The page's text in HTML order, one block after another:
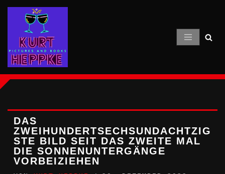
Inhalt
springen
DAS
ZWEIHUNDERTSECHSUNDACHTZIG
STE BILD SEIT DAS ZWEITE MAL
DIE SONNENUNTERGÄNGE
VORBEIZIEHEN